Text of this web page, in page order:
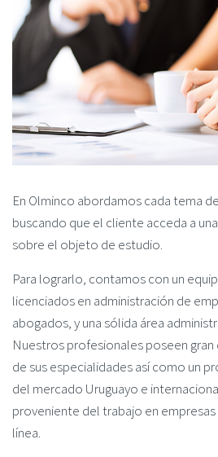
En Olminco abordamos cada tema
buscando que el cliente acceda a
sobre el objeto de estudio.
Para lograrlo, contamos con un
licenciados en administración de
abogados, y una sólida área
Nuestros profesionales poseen gran
de sus especialidades así como un
del mercado Uruguayo e
proveniente del trabajo en
línea.